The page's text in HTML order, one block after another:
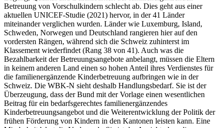
Betreuung von Vorschulkindern schlecht ab. Dies geht aus einer
aktuellen UNICEF-Studie (2021) hervor, in der 41 Länder
miteinander verglichen wurden. Länder wie Luxemburg, Island,
Schweden, Norwegen und Deutschland rangieren hier auf den
vordersten Rängen, während sich die Schweiz zuhinterst im
Klassement wiederfindet (Rang 38 von 41). Auch was die
Bezahlbarkeit der Betreuungsangebote anbelangt, müssen die Eltern
in keinem anderen Land einen so hohen Anteil ihres Verdienstes für
die familienergänzende Kinderbetreuung aufbringen wie in der
Schweiz. Die WBK-N sieht deshalb Handlungsbedarf. Sie ist der
Überzeugung, dass der Bund mit der Vorlage einen wesentlichen
Beitrag für ein bedarfsgerechtes familienergänzendes
Kinderbetreuungsangebot und die Weiterentwicklung der Politik der
frühen Förderung von Kindern in den Kantonen leisten kann. Eine